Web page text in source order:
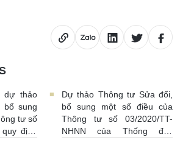
dự thảo
bổ sung
tư số
định
Dự thảo Thông tư Sửa đổi,
bổ sung một số điều của
Thông tư số 03/2020/TT-
NHNN của Thống đốc